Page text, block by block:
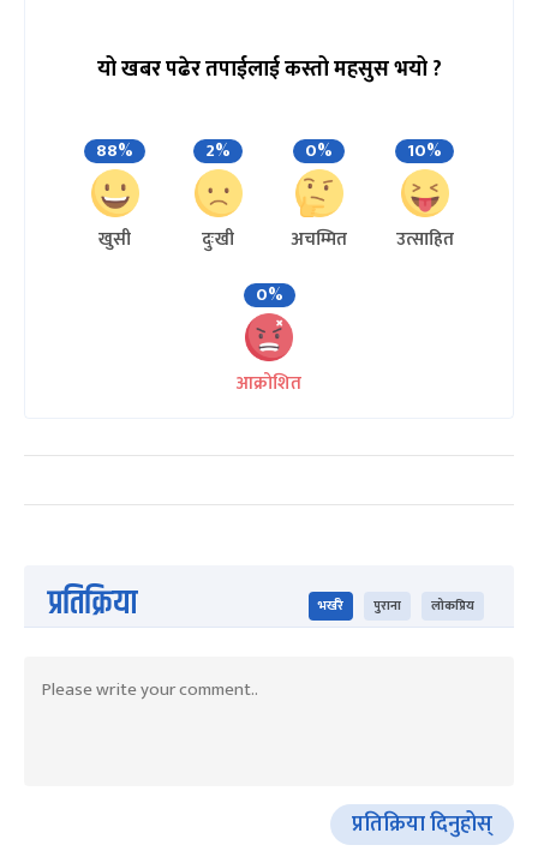
यो खबर पढेर तपाईलाई कस्तो महसुस भयो ?
88%
खुसी
2%
दुःखी
0%
अचम्मित
10%
उत्साहित
0%
आक्रोशित
प्रतिक्रिया भर्खरै पुराना लोकप्रिय
प्रतिक्रिया दिनुहोस्